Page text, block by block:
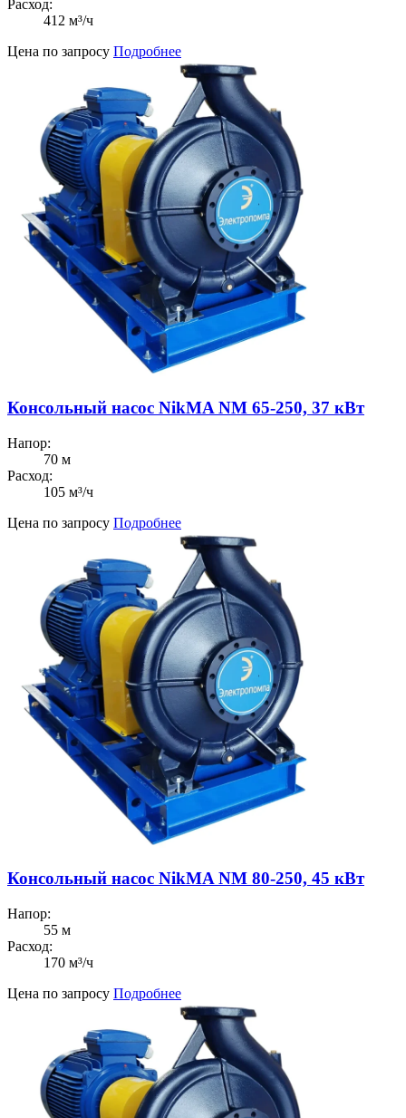
Расход:
412 м³/ч
Цена по запросу Подробнее
Консольный насос NikMA NM 65-250, 37 кВт
Напор:
70 м
Расход:
105 м³/ч
Цена по запросу Подробнее
Консольный насос NikMA NM 80-250, 45 кВт
Напор:
55 м
Расход:
170 м³/ч
Цена по запросу Подробнее